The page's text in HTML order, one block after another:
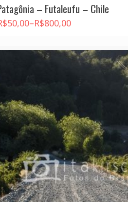
– Futaleufu – Chile
50,00–R$800,00